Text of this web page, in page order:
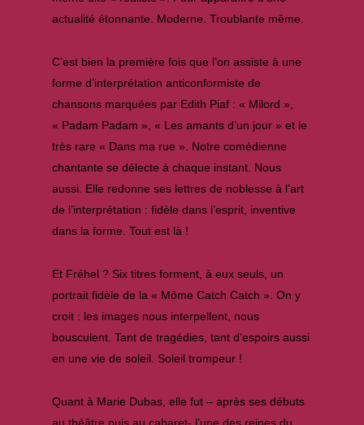
actualité étonnante. Moderne. Troublante même.
C’est bien la première fois que l’on assiste à une
forme d’interprétation anticonformiste de
chansons marquées par Edith Piaf : « Milord »,
« Padam Padam », « Les amants d’un jour » et le
très rare « Dans ma rue ». Notre comédienne
chantante se délecte à chaque instant. Nous
aussi. Elle redonne ses lettres de noblesse à l’art
de l’interprétation : fidèle dans l’esprit, inventive
dans la forme. Tout est là !
Et Fréhel ? Six titres forment, à eux seuls, un
portrait fidèle de la « Môme Catch Catch ». On y
croit : les images nous interpellent, nous
bousculent. Tant de tragédies, tant d’espoirs aussi
en une vie de soleil. Soleil trompeur !
Quant à Marie Dubas, elle fut – après ses débuts